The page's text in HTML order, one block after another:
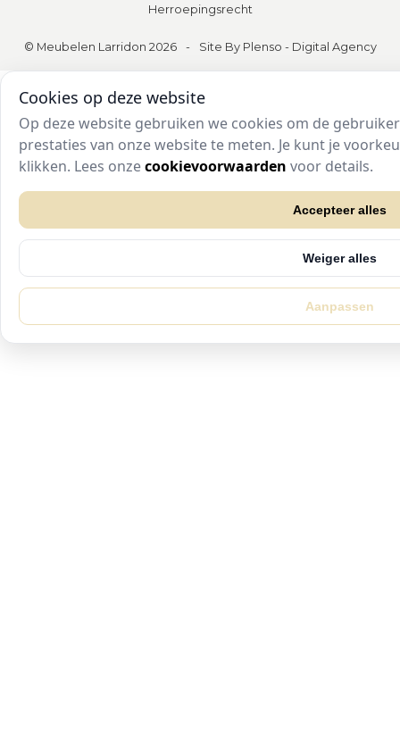
Herroepingsrecht
© Meubelen Larridon 2026 - Site By Plenso - Digital Agency
Cookies op deze website
Op deze website gebruiken we cookies om de
prestaties van onze website te meten. Je kunt je
klikken. Lees onzecookievoorwaarden voor details.
Accepteer alles
Weiger alles
Aanpassen